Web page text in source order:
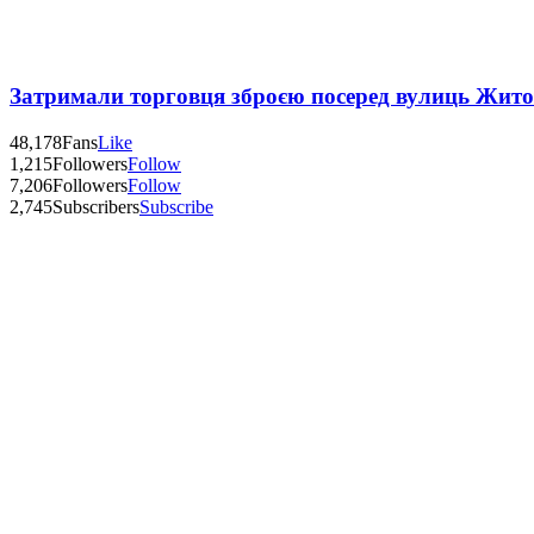
Затримали торговця зброєю посеред вулиць
48,178FansLike
1,215FollowersFollow
7,206FollowersFollow
2,745SubscribersSubscribe